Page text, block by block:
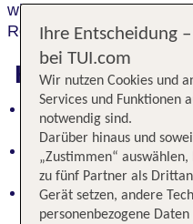
wird das Urlaubsgefühl
Restaurant und einen
Highlights
Norddeutsches Flair:
begeisterte Gäste,
Helle Zimmer:
Begeisterung
Perfektes
toller Spa,
Ihre Entscheidung
bei TUI.com
Wir nutzen Cookies und
Services und Funktionen
notwendig sind.
Darüber hinaus und
„Zustimmen“
zu fünf Partner als
Gerät setzen, andere
personenbezogene